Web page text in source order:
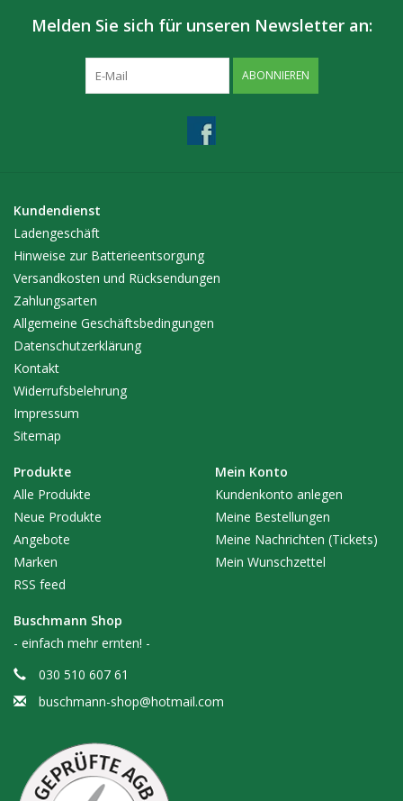
Melden Sie sich für unseren Newsletter an:
ABONNIEREN
Kundendienst
Ladengeschäft
Hinweise zur Batterieentsorgung
Versandkosten und Rücksendungen
Zahlungsarten
Allgemeine Geschäftsbedingungen
Datenschutzerklärung
Kontakt
Widerrufsbelehrung
Impressum
Sitemap
Produkte
Alle Produkte
Neue Produkte
Angebote
Marken
RSS feed
Mein Konto
Kundenkonto anlegen
Meine Bestellungen
Meine Nachrichten (Tickets)
Mein Wunschzettel
Buschmann Shop
- einfach mehr ernten! -
030 510 607 61
buschmann-shop@hotmail.com